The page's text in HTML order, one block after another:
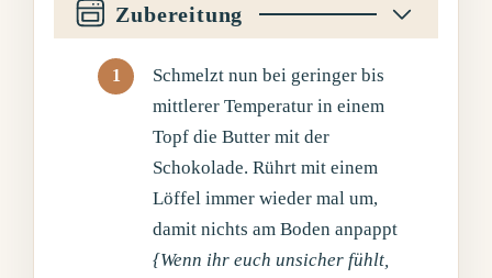
Zubereitung
Schmelzt nun bei geringer bis
mittlerer Temperatur in einem
Topf die Butter mit der
Schokolade. Rührt mit einem
Löffel immer wieder mal um,
damit nichts am Boden anpappt
{Wenn ihr euch unsicher fühlt,